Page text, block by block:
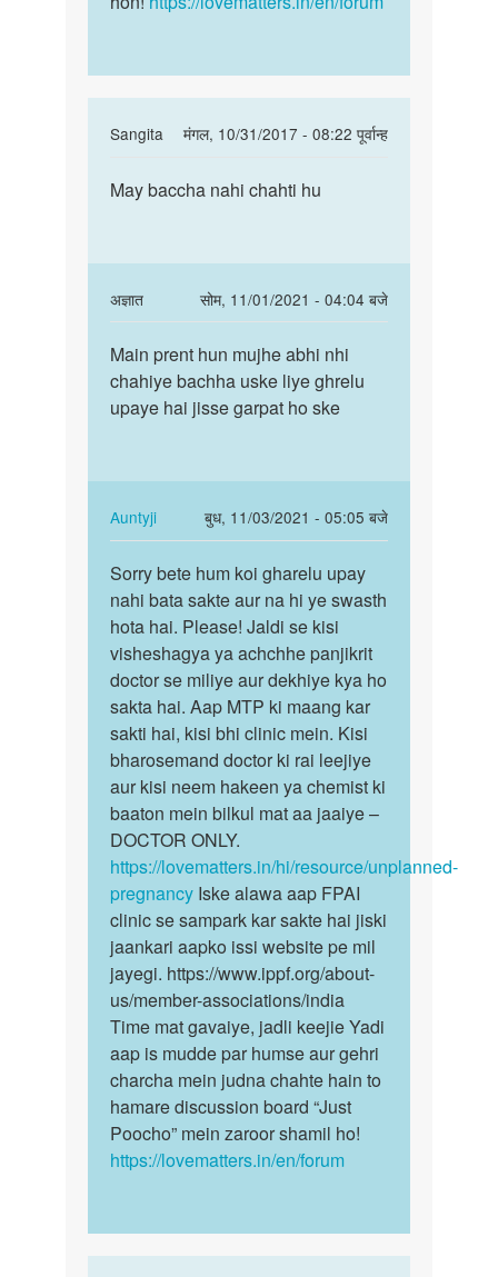
Sangita
मंगल, 10/31/2017 - 08:22 पूर्वान्ह
to
ji
help
me
by
siimran
May
chahti
hu
May baccha nahi chahti hu
अज्ञात
सोम, 11/01/2021 - 04:04 बजे
In
reply
to
May
baccha
hu
by
Sangita
Main
prent
hun
Main prent hun mujhe abhi nhi
chahiye bachha uske liye ghrelu
upaye hai jisse garpat ho ske
Auntyji
बुध, 11/03/2021 - 05:05 बजे
In
reply
to
Main
prent
hun
mujhe
abhi…
by
अज्ञात
Sorry
bete
hum
koi
gharelu…
Sorry bete hum koi gharelu upay
nahi bata sakte aur na hi ye swasth
hota hai. Please! Jaldi se kisi
visheshagya ya achchhe panjikrit
doctor se miliye aur dekhiye kya ho
sakta hai. Aap MTP ki maang kar
sakti hai, kisi bhi clinic mein. Kisi
bharosemand doctor ki rai leejiye
aur kisi neem hakeen ya chemist ki
baaton mein bilkul mat aa jaaiye –
DOCTOR ONLY.
https://lovematters.in/hi/resource/unplanned-
pregnancy Iske alawa aap FPAI
clinic se sampark kar sakte hai jiski
jaankari aapko issi website pe mil
jayegi. https://www.ippf.org/about-
us/member-associations/india
Time mat gavaiye, jadli keejie Yadi
aap is mudde par humse aur gehri
charcha mein judna chahte hain to
hamare discussion board “Just
Poocho” mein zaroor shamil ho!
https://lovematters.in/en/forum